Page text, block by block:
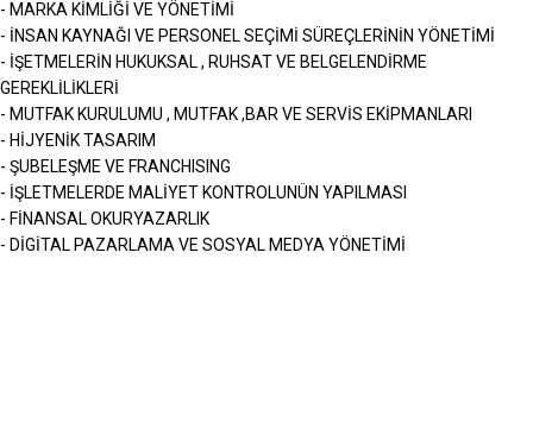
- MARKA KİMLİĞİ VE YÖNETİMİ
- İNSAN KAYNAĞI VE PERSONEL SEÇİMİ SÜREÇLERİNİN YÖNETİMİ
- İŞETMELERİN HUKUKSAL , RUHSAT VE BELGELENDİRME
GEREKLİLİKLERİ
- MUTFAK KURULUMU , MUTFAK ,BAR VE SERVİS EKİPMANLARI
- HİJYENİK TASARIM
- ŞUBELEŞME VE FRANCHISING
- İŞLETMELERDE MALİYET KONTROLUNÜN YAPILMASI
- FİNANSAL OKURYAZARLIK
- DİGİTAL PAZARLAMA VE SOSYAL MEDYA YÖNETİMİ